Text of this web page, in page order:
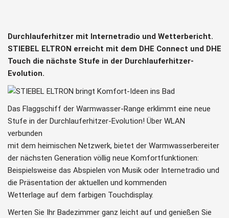
Durchlauferhitzer mit Internetradio und Wetterbericht.
STIEBEL ELTRON erreicht mit dem DHE Connect und DHE
Touch die nächste Stufe in der Durchlauferhitzer-
Evolution.
Das Flaggschiff der Warmwasser-Range erklimmt eine neue
Stufe in der Durchlauferhitzer-Evolution! Über WLAN
verbunden
mit dem heimischen Netzwerk, bietet der Warmwasserbereiter
der nächsten Generation völlig neue Komfortfunktionen:
Beispielsweise das Abspielen von Musik oder Internetradio und
die Präsentation der aktuellen und kommenden
Wetterlage auf dem farbigen Touchdisplay.
Werten Sie Ihr Badezimmer ganz leicht auf und genießen Sie